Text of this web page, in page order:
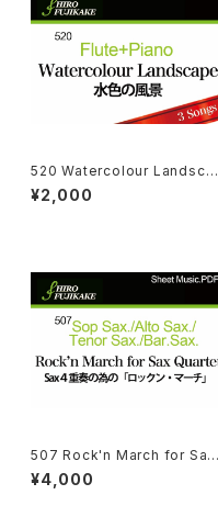
520 Watercolour Landscap
e (Flute + Piano)
¥2,000
507 Rock'n March for Sax
Quartet
¥4,000